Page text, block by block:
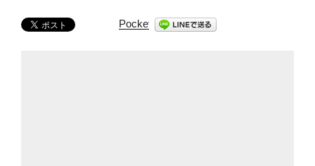
Pocket